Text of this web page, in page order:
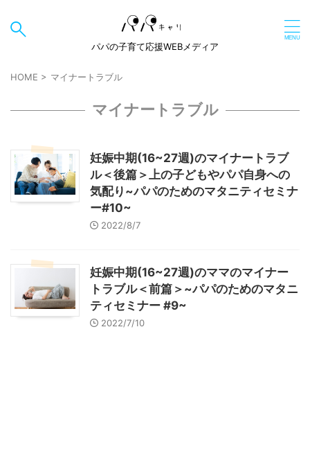
パパの子育て応援WEBメディア
HOME > マイナートラブル
マイナートラブル
妊娠中期(16~27週)のマイナートラブ
ル＜後篇＞上の子どもやパパ自身への
気配り~パパのためのマタニティセミナ
ー#10~
2022/8/7
妊娠中期(16~27週)のママのマイナー
トラブル＜前篇＞~パパのためのマタニ
ティセミナー #9~
2022/7/10